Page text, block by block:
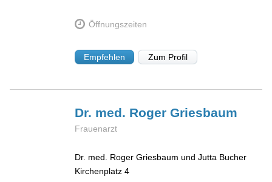
Öffnungszeiten
Empfehlen Zum Profil
Dr. med. RogerGriesbaum
Frauenarzt
Dr. med. Roger Griesbaum und Jutta Bucher
Kirchenplatz 4